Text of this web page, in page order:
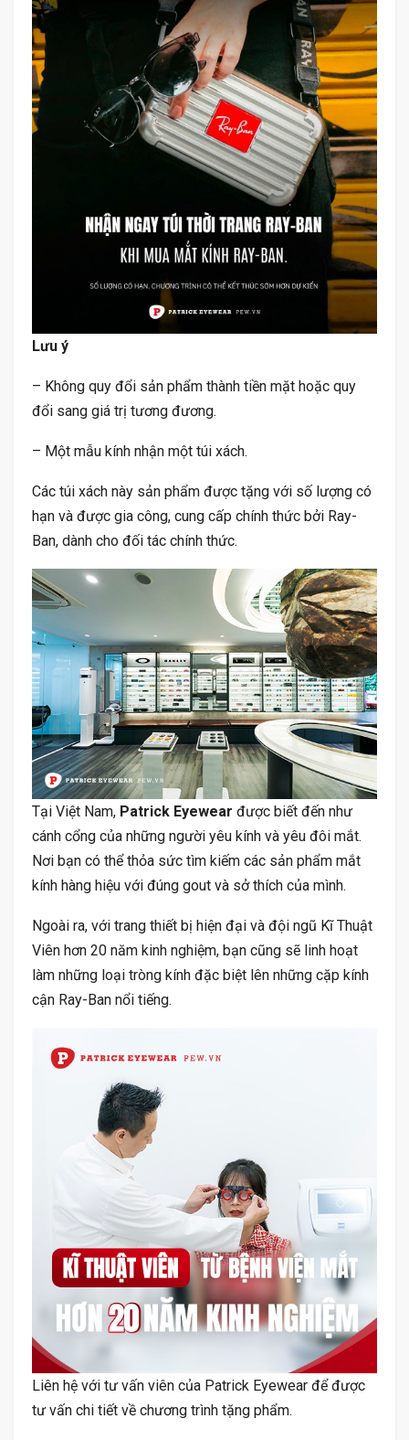
Lưu ý
– Không quy đổi sản phẩm thành tiền mặt hoặc quy
đổi sang giá trị tương đương.
– Một mẫu kính nhận một túi xách.
Các túi xách này sản phẩm được tặng với số lượng có
hạn và được gia công, cung cấp chính thức bởi Ray-
Ban, dành cho đối tác chính thức.
Tại Việt Nam, Patrick Eyewear được biết đến như
cánh cổng của những người yêu kính và yêu đôi mắt.
Nơi bạn có thể thỏa sức tìm kiếm các sản phẩm mắt
kính hàng hiệu với đúng gout và sở thích của mình.
Ngoài ra, với trang thiết bị hiện đại và đội ngũ Kĩ Thuật
Viên hơn 20 năm kinh nghiệm, bạn cũng sẽ linh hoạt
làm những loại tròng kính đặc biệt lên những cặp kính
cận Ray-Ban nổi tiếng.
Liên hệ với tư vấn viên của Patrick Eyewear để được
tư vấn chi tiết về chương trình tặng phẩm.